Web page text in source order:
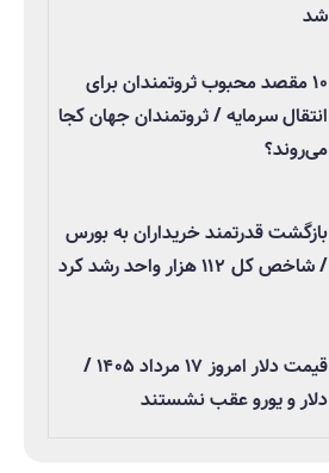
شد
۱۰ مقصد محبوب ثروتمندان برای
انتقال سرمایه / ثروتمندان جهان کجا
می‌روند؟
بازگشت قدرتمند خریداران به بورس
/ شاخص کل ۱۱۲ هزار واحد رشد کرد
قیمت دلار امروز ۱۷ مرداد ۱۴۰۵ /
دلار و یورو عقب نشستند